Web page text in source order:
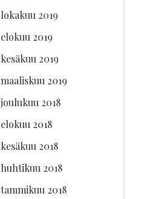
lokakuu 2019
elokuu 2019
kesäkuu 2019
maaliskuu 2019
joulukuu 2018
elokuu 2018
kesäkuu 2018
huhtikuu 2018
tammikuu 2018